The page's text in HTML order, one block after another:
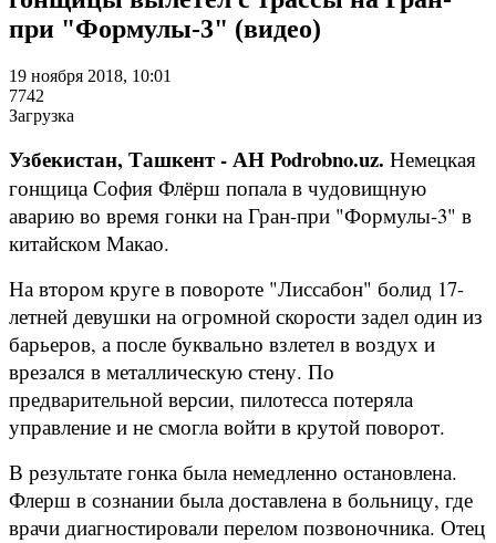
при "Формулы-3" (видео)
19 ноября 2018, 10:01
7742
Загрузка
Узбекистан, Ташкент - АН Podrobno.uz. Немецкая
гонщица София Флёрш попала в чудовищную
аварию во время гонки на Гран-при "Формулы-3" в
китайском Макао.
На втором круге в повороте "Лиссабон" болид 17-
летней девушки на огромной скорости задел один из
барьеров, а после буквально взлетел в воздух и
врезался в металлическую стену. По
предварительной версии, пилотесса потеряла
управление и не смогла войти в крутой поворот.
В результате гонка была немедленно остановлена.
Флерш в сознании была доставлена в больницу, где
врачи диагностировали перелом позвоночника. Отец